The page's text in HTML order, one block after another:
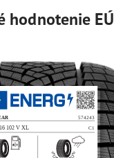
hodnotenie EÚ